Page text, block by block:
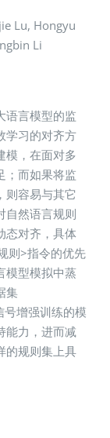
Lu, Hongyu
Li
语言模型的监
学习的对齐方
模，在面对多
；而如果将监
则容易与其它
自然语言规则
态对齐，具体
则>指令的优先
模型模拟中蒸
集
增强训练的模
能力，进而减
的规则集上具